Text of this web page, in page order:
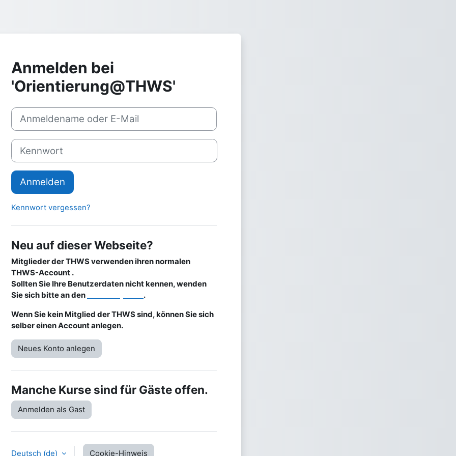
Anmelden bei
'Orientierung@THWS'
Anmeldename oder E-Mail
Kennwort
Anmelden
Kennwort vergessen?
Neu auf dieser Webseite?
Mitgliederder THWS verwenden ihren normalen
THWS-Account .
Sollten Sie Ihre Benutzerdaten nicht kennen, wenden
Sie sich bitte an den
.
Wenn Sie kein Mitglied der THWS sind, können Sie sich
selber einen Account anlegen.
Neues Konto anlegen
Manche Kurse sind für Gäste offen.
Anmelden als Gast
Deutsch ‎(de)‎ Cookie-Hinweis